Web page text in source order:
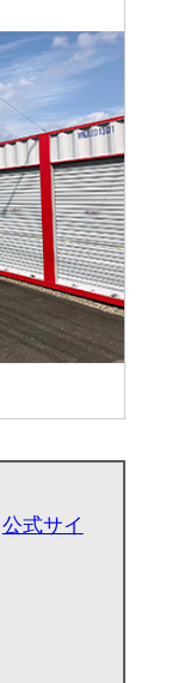
公式サイ